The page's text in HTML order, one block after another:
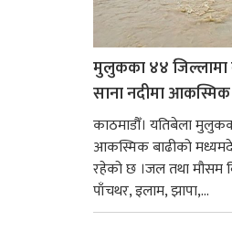
मुलुकका ४४ जिल्लामा
साना नदीमा आकस्मिक
काठमाडौँ। यतिबेला
आकस्मिक बाढीको
रहेको छ ।जल तथा मौसम
पाँचथर, इलाम, झापा,...